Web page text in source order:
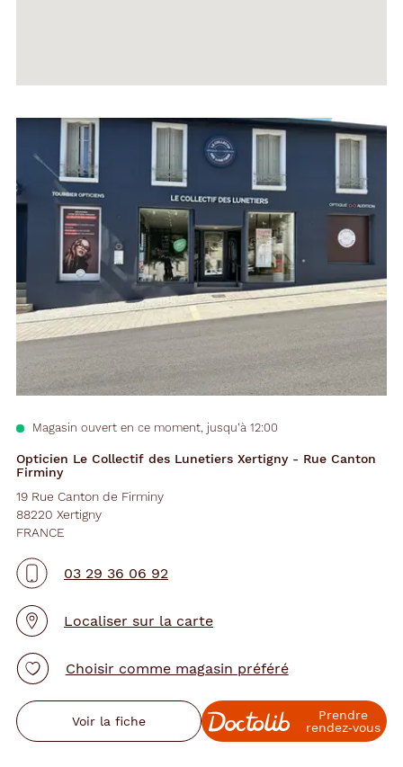
fiche
Opticien Le Collectif des Lunetiers Xertigny - Rue Canton
Firminy
Magasin ouvert en ce moment, jusqu’à 12:00
19 Rue Canton de Firminy
88220 Xertigny
FRANCE
03 29 36 06 92
Localiser sur la carte
Choisir comme magasin préféré
Voir la fiche
Prendre
rendez‑vous